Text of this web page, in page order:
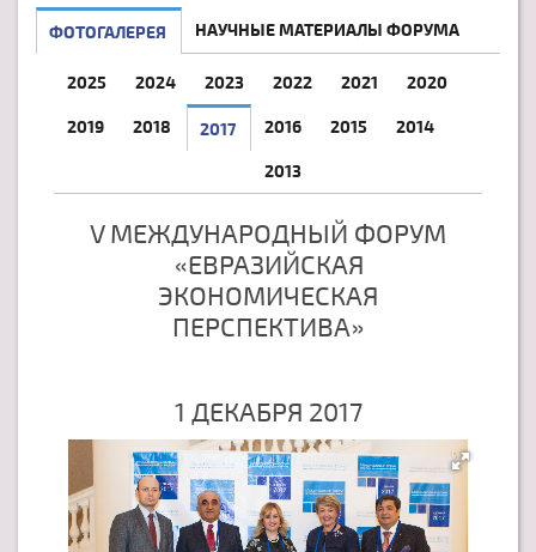
ФОТОГАЛЕРЕЯ НАУЧНЫЕ МАТЕРИАЛЫ ФОРУМА
2025 2024 2023 2022 2021 2020
2019 2018 2017 2016 2015 2014
2013
V МЕЖДУНАРОДНЫЙ ФОРУМ
«ЕВРАЗИЙСКАЯ
ЭКОНОМИЧЕСКАЯ
ПЕРСПЕКТИВА»
1 ДЕКАБРЯ 2017